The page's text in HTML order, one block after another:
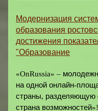
Модернизация
образования
достижения
"Образование
«OnRussia» –
на одной онлайн-
страны, разделяющую
страна возможностей»!